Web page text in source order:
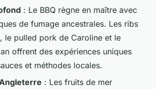
: Le BBQ règne en maître avec
de fumage ancestrales. Les ribs
le pulled pork de Caroline et le
offrent des expériences uniques
et méthodes locales.
: Les fruits de mer